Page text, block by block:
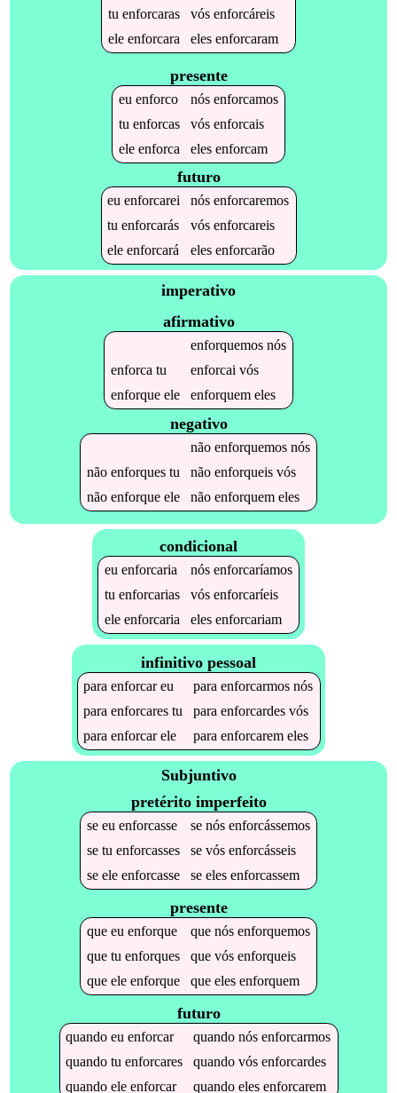
tu enforcaras vós enforcáreis
ele enforcara eles enforcaram
presente
eu enforco nós enforcamos
tu enforcas vós enforcais
ele enforca eles enforcam
futuro
euenforcarei nósenforcaremos
tuenforcarás vósenforcareis
eleenforcará elesenforcarão
imperativo
afirmativo
enforquemosnós
enforca tu enforcai vós
enforqueele enforquemeles
negativo
não enforquemosnós
não enforquestu não enforqueisvós
não enforqueele não enforquemeles
condicional
eu enforcaria nós enforcaríamos
tu enforcarias vós enforcaríeis
ele enforcaria eles enforcariam
infinitivo pessoal
paraenforcareu paraenforcarmos nós
paraenforcares tu paraenforcardes vós
paraenforcarele paraenforcarem eles
Subjuntivo
pretérito imperfeito
se eu enforcasse se nós enforcássemos
se tu enforcasses se vós enforcásseis
se ele enforcasse se eles enforcassem
presente
que eu enforque que nós enforquemos
que tu enforques que vós enforqueis
que ele enforque que eles enforquem
futuro
quandoeuenforcar quandonósenforcarmos
quandotuenforcares quandovósenforcardes
quandoeleenforcar quandoelesenforcarem